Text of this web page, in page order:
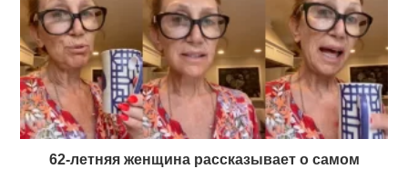
62-летняя женщина рассказывает о самом